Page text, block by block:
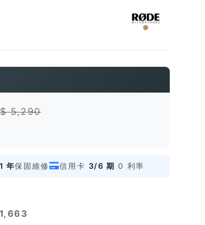
5,290
1 年保固維修 信用卡 3/6 期 0 利率
1,663